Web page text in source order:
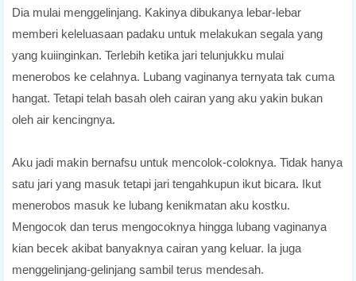
Dia mulai menggelinjang. Kakinya dibukanya lebar-lebar
memberi keleluasaan padaku untuk melakukan segala yang
yang kuiinginkan. Terlebih ketika jari telunjukku mulai
menerobos ke celahnya. Lubang vaginanya ternyata tak cuma
hangat. Tetapi telah basah oleh cairan yang aku yakin bukan
oleh air kencingnya.
Aku jadi makin bernafsu untuk mencolok-coloknya. Tidak hanya
satu jari yang masuk tetapi jari tengahkupun ikut bicara. Ikut
menerobos masuk ke lubang kenikmatan aku kostku.
Mengocok dan terus mengocoknya hingga lubang vaginanya
kian becek akibat banyaknya cairan yang keluar. Ia juga
menggelinjang-gelinjang sambil terus mendesah.